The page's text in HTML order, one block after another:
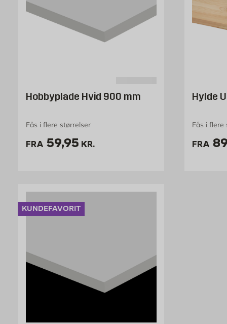
Hobbyplade Hvid 900 mm
Fås i flere størrelser
FRA Pris 59.95 kr. /stk
59,95 KR.
Hylde
Fås i flere
FRA 89
KUNDEFAVORIT